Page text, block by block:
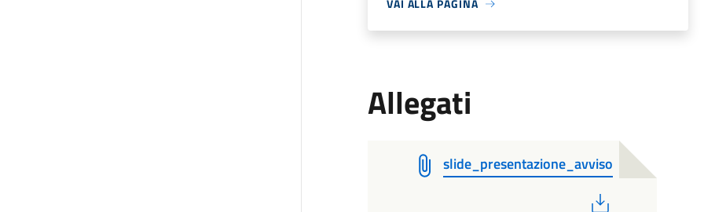
VAI ALLA PAGINA
Allegati
slide_presentazione_avviso